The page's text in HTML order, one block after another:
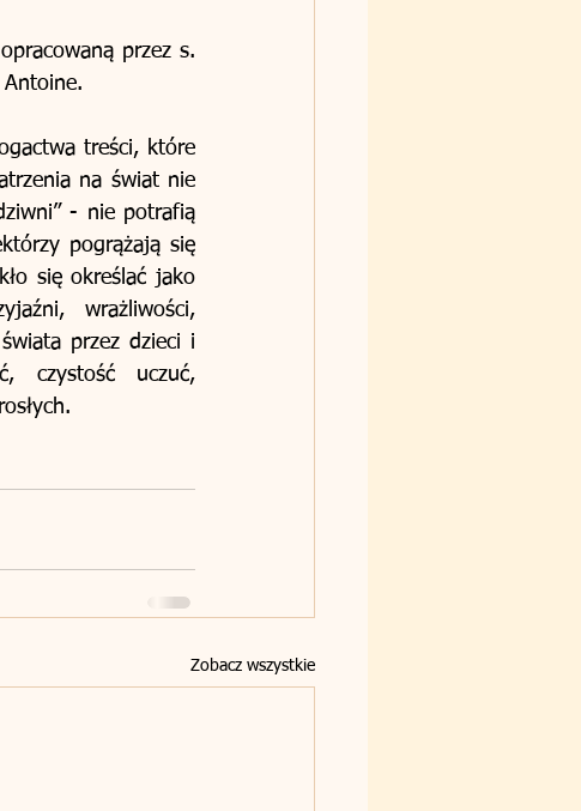
przez s.
Antoine.
treści, które
na świat nie
- nie potrafią
pogrążają się
się określać jako
wrażliwości,
przez dzieci i
czystość uczuć,
Zobacz wszystkie